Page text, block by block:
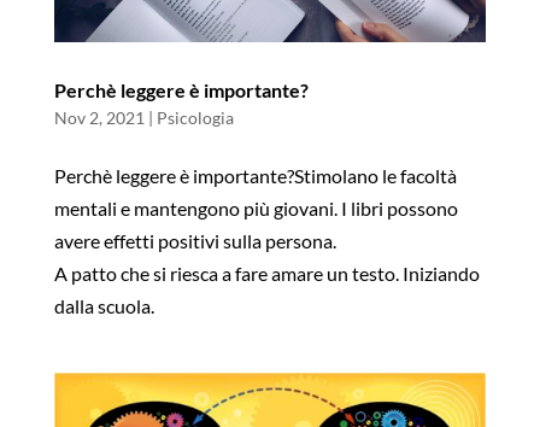
Perchè leggere è importante?
Nov 2, 2021 | Psicologia
Perchè leggere è importante?Stimolano le facoltà
mentali e mantengono più giovani. I libri possono
avere effetti positivi sulla persona.
A patto che si riesca a fare amare un testo. Iniziando
dalla scuola.